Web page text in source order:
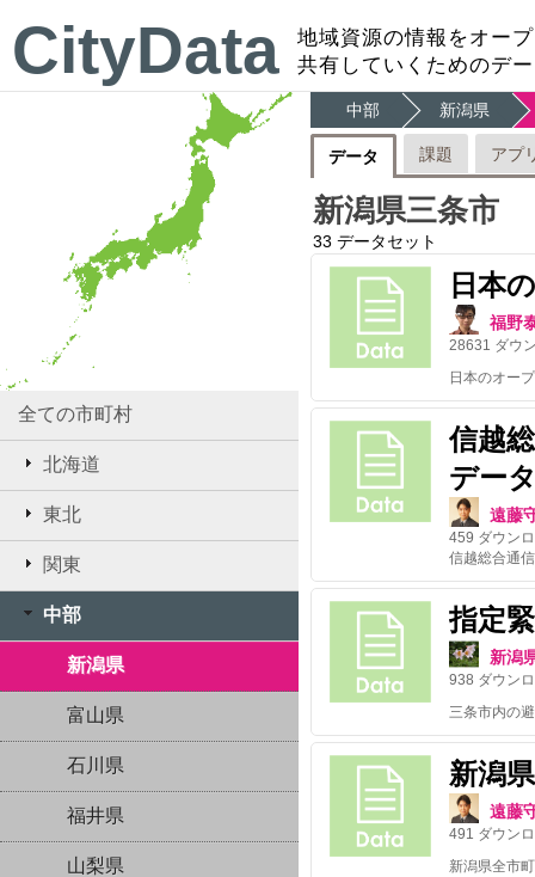
CityData
地域資源の情報をオー
共有していくためのデ
全ての市町村
北海道
東北
関東
中部
新潟県
富山県
石川県
福井県
山梨県
中部 新潟県
データ 課題 アプ
新潟県三条市
33 データセット
日本
福野
28631 ダウ
信越
デー
遠藤
459 ダウン
指定
新潟
938 ダウン
三条市内の
新潟
遠藤
491 ダウン